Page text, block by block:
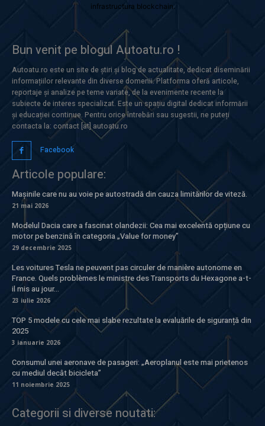
infrastructura blockchain.
Bun venit pe blogul Autoatu.ro !
Autoatu.ro este un site de știri și blog de actualitate, dedicat diseminării
informațiilor relevante din diverse domenii. Platforma oferă articole,
reportaje și analize pe teme variate, de la evenimente recente la
subiecte de interes specializat. Este un spațiu digital dedicat informării
și educației continue. Pentru orice întrebări sau sugestii, ne puteți
contacta la: contact [at] autoatu.ro
Facebook
Articole populare:
Mașinile care nu au voie pe autostradă din cauza limitărilor de viteză.
21 mai 2026
Modelul Dacia care a fascinat olandezii: Cea mai excelentă opțiune cu
motor pe benzină în categoria „Value for money”
29 decembrie 2025
Les voitures Tesla ne peuvent pas circuler de manière autonome en
France. Quels problèmes le ministre des Transports du Hexagone a-t-
il mis au jour...
23 iulie 2026
TOP 5 modele cu cele mai slabe rezultate la evaluările de siguranță din
2025
3 ianuarie 2026
Consumul unei aeronave de pasageri: „Aeroplanul este mai prietenos
cu mediul decât bicicleta”
11 noiembrie 2025
Categorii si diverse noutati: